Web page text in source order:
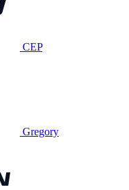
CEP
Gregory